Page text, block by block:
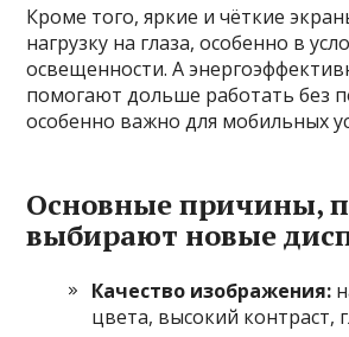
Кроме того, яркие и чёткие
нагрузку на глаза, особенно в
освещенности. А
помогают дольше работать без
особенно важно для мобильных
Основные причины,
выбирают новые
Качество изображения:
цвета, высокий контраст,